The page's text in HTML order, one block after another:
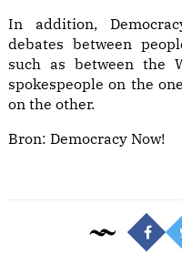
In addition,
debates between
such as between the
spokespeople on the
on the other.
Bron: Democracy Now!